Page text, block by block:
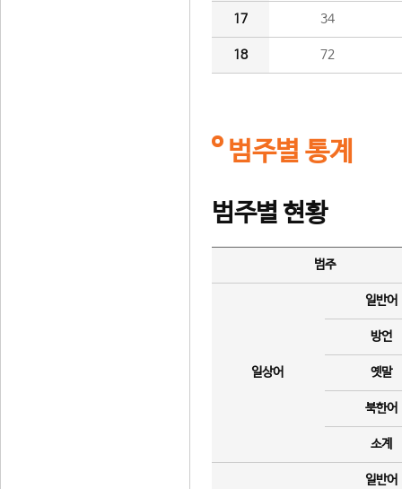
17 34
18 72
범주별 통계
범주별 현황
범주
일상어
일반어
방언
옛말
북한어
소계
일반어